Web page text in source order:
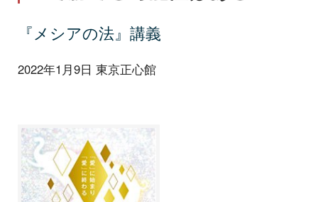
『メシアの法』講義
2022年1月9日 東京正心館